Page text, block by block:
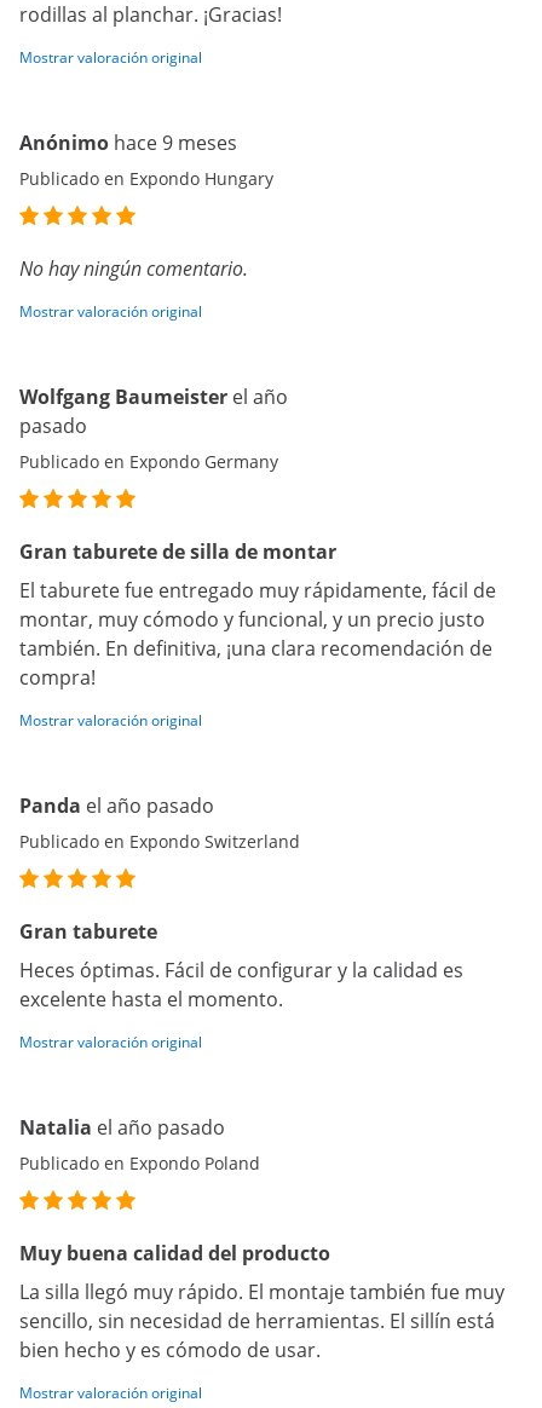
rodillas al planchar. ¡Gracias!
Mostrar valoración original
Anónimo hace 9 meses
Publicado en Expondo Hungary
No hay ningún comentario.
Mostrar valoración original
Wolfgang Baumeister el año
pasado
Publicado en Expondo Germany
Gran taburete de silla de montar
El taburete fue entregado muy rápidamente, fácil de
montar, muy cómodo y funcional, y un precio justo
también. En definitiva, ¡una clara recomendación de
compra!
Mostrar valoración original
Panda el año pasado
Publicado en Expondo Switzerland
Gran taburete
Heces óptimas. Fácil de configurar y la calidad es
excelente hasta el momento.
Mostrar valoración original
Natalia el año pasado
Publicado en Expondo Poland
Muy buena calidad del producto
La silla llegó muy rápido. El montaje también fue muy
sencillo, sin necesidad de herramientas. El sillín está
bien hecho y es cómodo de usar.
Mostrar valoración original